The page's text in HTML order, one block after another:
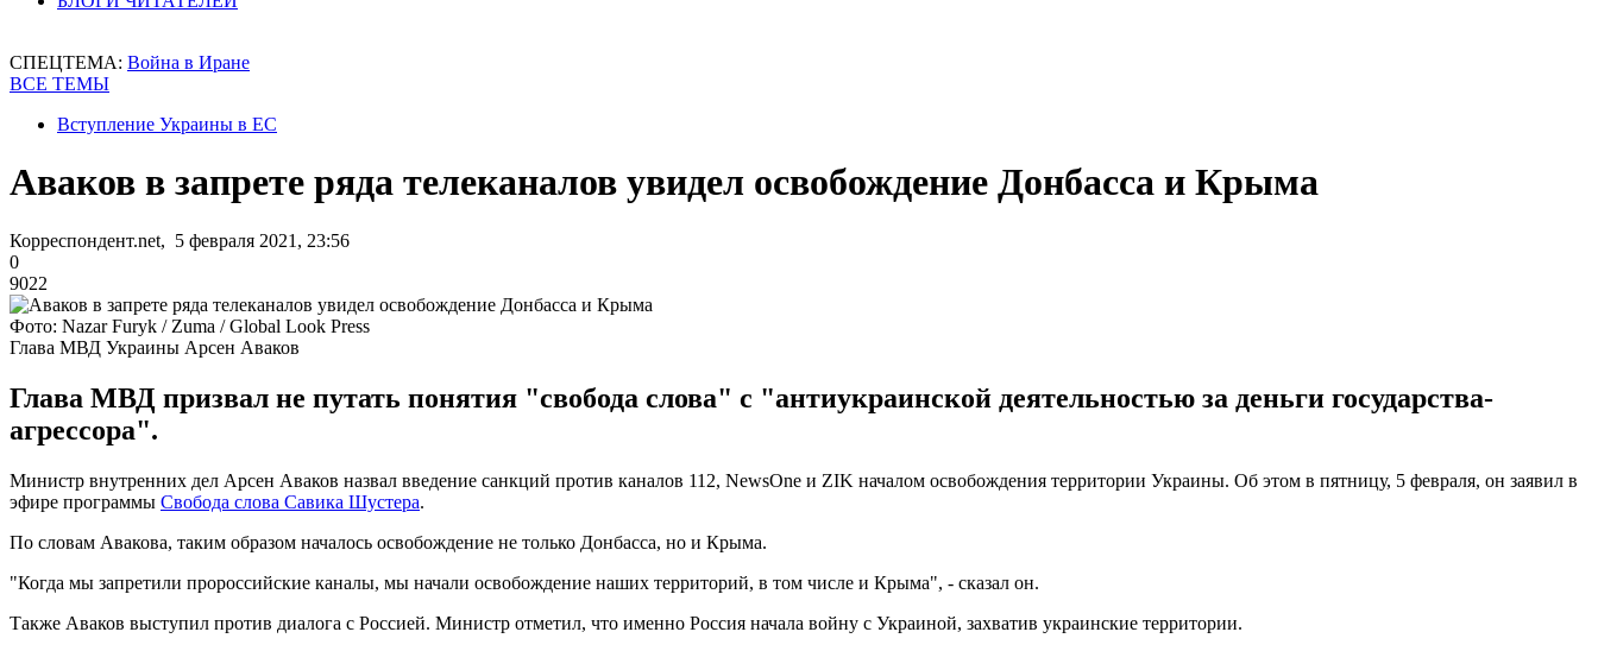
СПЕЦТЕМА: Война в Иране
ВСЕ ТЕМЫ
Вступление Украины в ЕС
Аваков в запрете ряда телеканалов увидел освобождение Донбасса и Крыма
Корреспондент.net, 5 февраля 2021, 23:56
0
9022
Фото: Nazar Furyk / Zuma / Global Look Press
Глава МВД Украины Арсен Аваков
Глава МВД призвал не путать понятия "свобода слова" с "антиукраинской деятельностью за деньги государства-
агрессора".
Министр внутренних дел Арсен Аваков назвал введение санкций против каналов 112, NewsOne и ZIK началом освобождения территории Украины. Об этом в пятницу, 5 февраля, он заявил в
эфире программы Свобода слова Савика Шустера.
По словам Авакова, таким образом началось освобождение не только Донбасса, но и Крыма.
"Когда мы запретили пророссийские каналы, мы начали освобождение наших территорий, в том числе и Крыма", - сказал он.
Также Аваков выступил против диалога с Россией. Министр отметил, что именно Россия начала войну с Украиной, захватив украинские территории.